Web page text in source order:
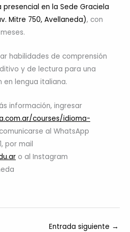
presencial en la Sede Graciela
Mitre 750, Avellaneda), con
habilidades de comprensión
y de lectura para una
en lengua italiana.
información, ingresar
courses/idioma-
al WhatsApp
por mail
o al Instagram
Entrada siguiente →